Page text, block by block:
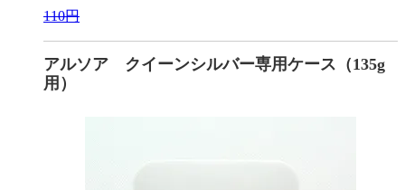
110円
アルソア クイーンシルバー専用ケース（135g
用）